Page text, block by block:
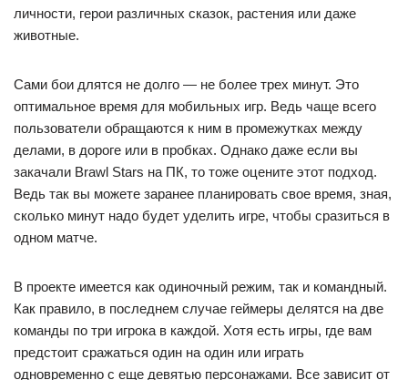
личности, герои различных сказок, растения или даже
животные.
Сами бои длятся не долго — не более трех минут. Это
оптимальное время для мобильных игр. Ведь чаще всего
пользователи обращаются к ним в промежутках между
делами, в дороге или в пробках. Однако даже если вы
закачали Brawl Stars на ПК, то тоже оцените этот подход.
Ведь так вы можете заранее планировать свое время, зная,
сколько минут надо будет уделить игре, чтобы сразиться в
одном матче.
В проекте имеется как одиночный режим, так и командный.
Как правило, в последнем случае геймеры делятся на две
команды по три игрока в каждой. Хотя есть игры, где вам
предстоит сражаться один на один или играть
одновременно с еще девятью персонажами. Все зависит от